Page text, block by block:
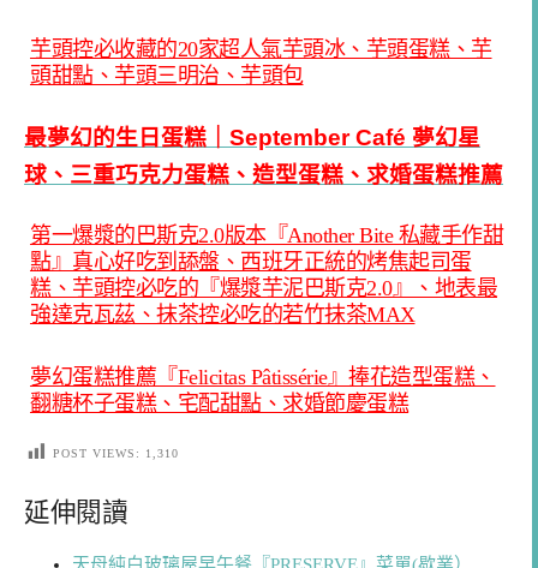
芋頭控必收藏的20家超人氣芋頭冰、芋頭蛋糕、芋
頭甜點、芋頭三明治、芋頭包
最夢幻的生日蛋糕｜September Café 夢幻星
球、三重巧克力蛋糕、造型蛋糕、求婚蛋糕推薦
第一爆漿的巴斯克2.0版本『Another Bite 私藏手作甜
點』真心好吃到舔盤、西班牙正統的烤焦起司蛋
糕、芋頭控必吃的『爆漿芋泥巴斯克2.0』、地表最
強達克瓦茲、抹茶控必吃的若竹抹茶MAX
夢幻蛋糕推薦『Felicitas Pâtissérie』捧花造型蛋糕、
翻糖杯子蛋糕、宅配甜點、求婚節慶蛋糕
POST VIEWS: 1,310
延伸閱讀
天母純白玻璃屋早午餐『PRESERVE』菜單(歇業）